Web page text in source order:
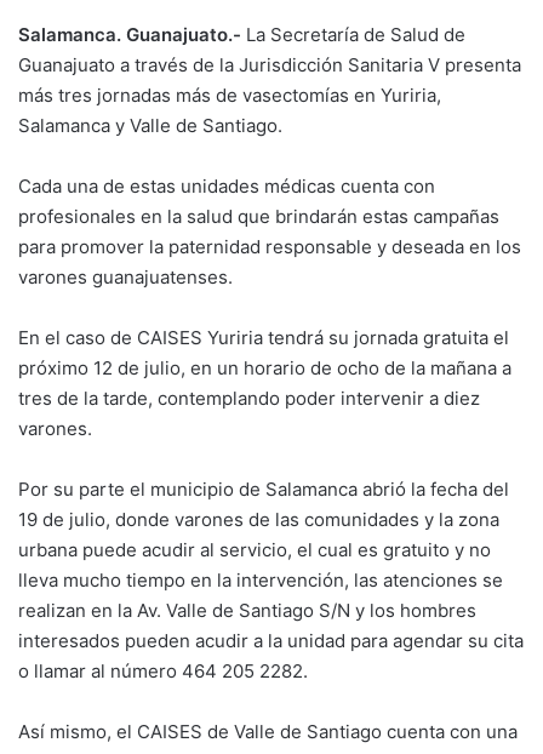
Salamanca. Guanajuato.- La Secretaría de Salud de
Guanajuato a través de la Jurisdicción Sanitaria V presenta
más tres jornadas más de vasectomías en Yuriria,
Salamanca y Valle de Santiago.
Cada una de estas unidades médicas cuenta con
profesionales en la salud que brindarán estas campañas
para promover la paternidad responsable y deseada en los
varones guanajuatenses.
En el caso de CAISES Yuriria tendrá su jornada gratuita el
próximo 12 de julio, en un horario de ocho de la mañana a
tres de la tarde, contemplando poder intervenir a diez
varones.
Por su parte el municipio de Salamanca abrió la fecha del
19 de julio, donde varones de las comunidades y la zona
urbana puede acudir al servicio, el cual es gratuito y no
lleva mucho tiempo en la intervención, las atenciones se
realizan en la Av. Valle de Santiago S/N y los hombres
interesados pueden acudir a la unidad para agendar su cita
o llamar al número 464 205 2282.
Así mismo, el CAISES de Valle de Santiago cuenta con una